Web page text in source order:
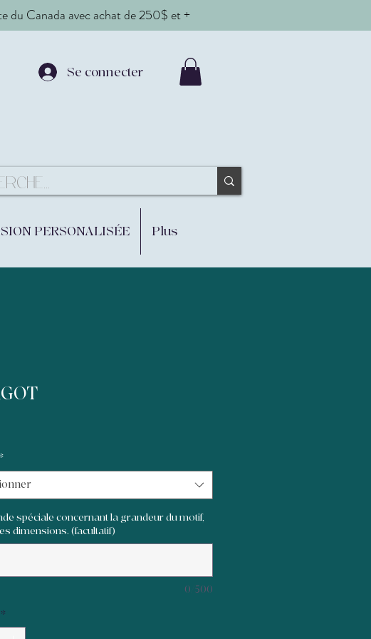
du Canada avec achat de 250$ et +
Se connecter
PERSONALISÉE Plus
spéciale concernant la grandeur du motif,
dimensions. (facultatif)
0/500
*